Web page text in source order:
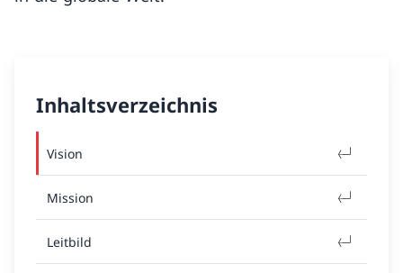
Inhaltsverzeichnis
Vision
Mission
Leitbild